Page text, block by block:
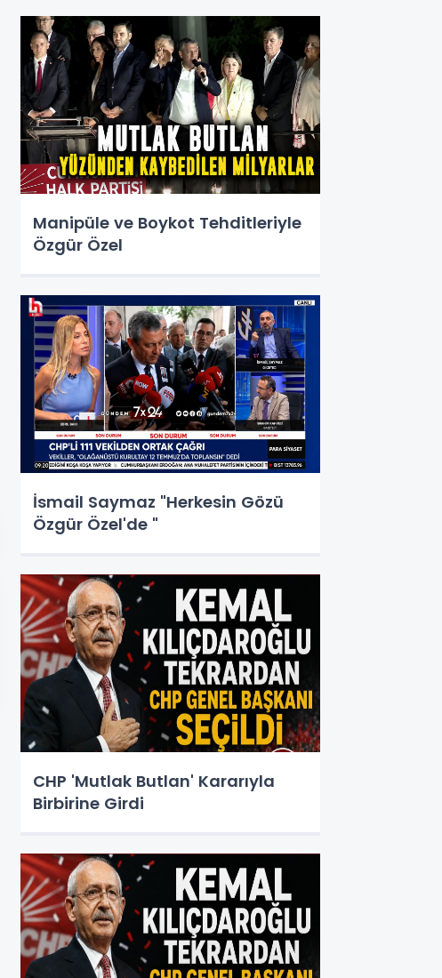
Manipüle ve Boykot Tehditleriyle
Özgür Özel
İsmail Saymaz "Herkesin Gözü
Özgür Özel'de "
CHP 'Mutlak Butlan' Kararıyla
Birbirine Girdi